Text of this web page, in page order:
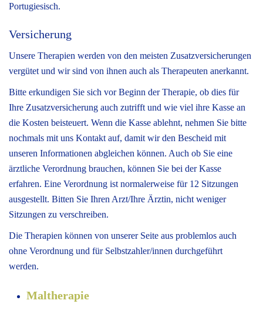
Portugiesisch.
Versicherung
Unsere Therapien werden von den meisten Zusatzversicherungen
vergütet und wir sind von ihnen auch als Therapeuten anerkannt.
Bitte erkundigen Sie sich vor Beginn der Therapie, ob dies für
Ihre Zusatzversicherung auch zutrifft und wie viel ihre Kasse an
die Kosten beisteuert. Wenn die Kasse ablehnt, nehmen Sie bitte
nochmals mit uns Kontakt auf, damit wir den Bescheid mit
unseren Informationen abgleichen können. Auch ob Sie eine
ärztliche Verordnung brauchen, können Sie bei der Kasse
erfahren. Eine Verordnung ist normalerweise für 12 Sitzungen
ausgestellt. Bitten Sie Ihren Arzt/Ihre Ärztin, nicht weniger
Sitzungen zu verschreiben.
Die Therapien können von unserer Seite aus problemlos auch
ohne Verordnung und für Selbstzahler/innen durchgeführt
werden.
Maltherapie